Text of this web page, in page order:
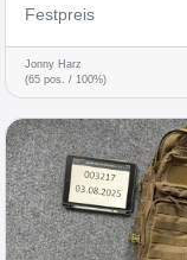
Festpreis
Jonny Harz
(65 pos. / 100%)